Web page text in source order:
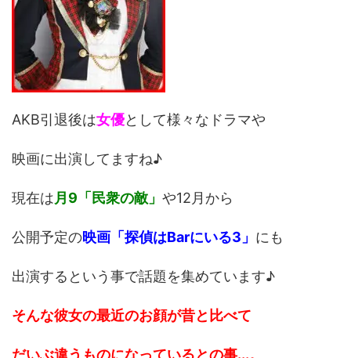
AKB引退後は女優として様々なドラマや
映画に出演してますね♪
現在は月9「民衆の敵」 や12月から
公開予定の映画「探偵はBarにいる3」 にも
出演するという事で話題を集めています♪
そんな彼女の最近のお顔が昔と比べて
だいぶ違うものになっているとの事...。